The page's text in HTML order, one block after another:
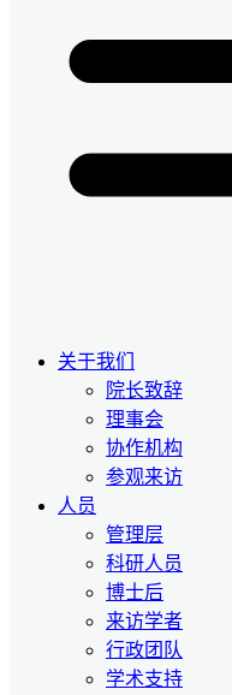
关于我们
院长致辞
理事会
协作机构
参观来访
人员
管理层
科研人员
博士后
来访学者
行政团队
学术支持